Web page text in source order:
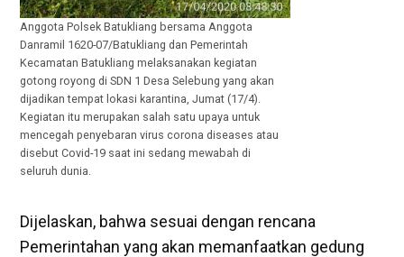
Anggota Polsek Batukliang bersama Anggota
Danramil 1620-07/Batukliang dan Pemerintah
Kecamatan Batukliang melaksanakan kegiatan
gotong royong di SDN 1 Desa Selebung yang akan
dijadikan tempat lokasi karantina, Jumat (17/4).
Kegiatan itu merupakan salah satu upaya untuk
mencegah penyebaran virus corona diseases atau
disebut Covid-19 saat ini sedang mewabah di
seluruh dunia.
Dijelaskan, bahwa sesuai dengan rencana
Pemerintahan yang akan memanfaatkan gedung